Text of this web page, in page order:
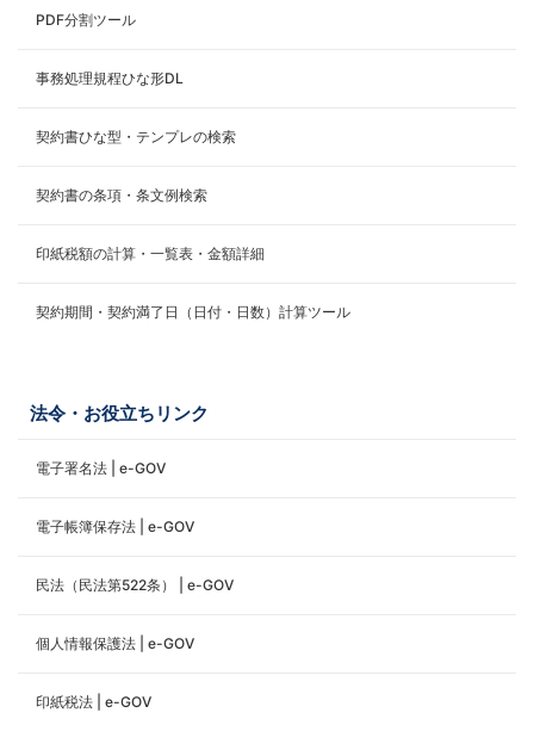
PDF分割ツール
事務処理規程ひな形DL
契約書ひな型・テンプレの検索
契約書の条項・条文例検索
印紙税額の計算・一覧表・金額詳細
契約期間・契約満了日（日付・日数）計算ツール
法令・お役立ちリンク
電子署名法 | e-GOV
電子帳簿保存法 | e-GOV
民法（民法第522条） | e-GOV
個人情報保護法 | e-GOV
印紙税法 | e-GOV